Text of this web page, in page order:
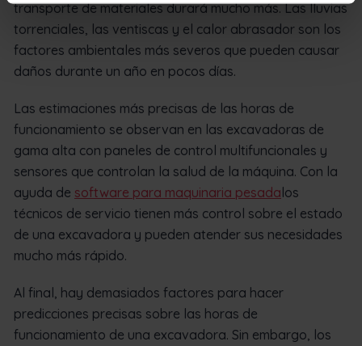
transporte de materiales durará mucho más. Las lluvias
torrenciales, las ventiscas y el calor abrasador son los
factores ambientales más severos que pueden causar
daños durante un año en pocos días.
Las estimaciones más precisas de las horas de
funcionamiento se observan en las excavadoras de
gama alta con paneles de control multifuncionales y
sensores que controlan la salud de la máquina. Con la
ayuda de software para maquinaria pesadalos
técnicos de servicio tienen más control sobre el estado
de una excavadora y pueden atender sus necesidades
mucho más rápido.
Al final, hay demasiados factores para hacer
predicciones precisas sobre las horas de
funcionamiento de una excavadora. Sin embargo, los